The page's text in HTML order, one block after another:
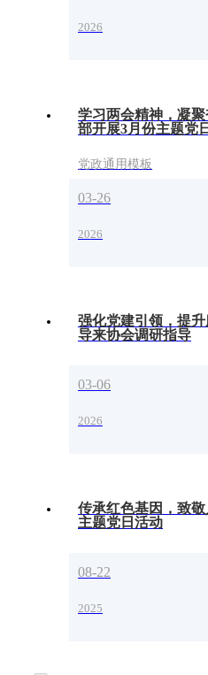
2026
学习两会精神，凝
部开展3月份主题党
党政通用模板
03-26
2026
强化党建引领，提
导来协会调研指导
03-06
2026
传承红色基因，致
主题党日活动
08-22
2025